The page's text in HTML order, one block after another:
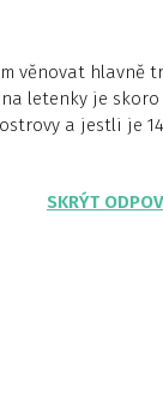
věnovat hlavně
letenky je
a jestli je
SKRÝT